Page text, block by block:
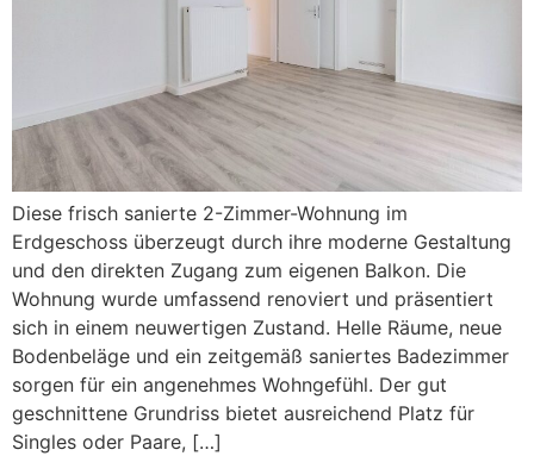
Diese frisch sanierte 2-Zimmer-Wohnung im
Erdgeschoss überzeugt durch ihre moderne Gestaltung
und den direkten Zugang zum eigenen Balkon. Die
Wohnung wurde umfassend renoviert und präsentiert
sich in einem neuwertigen Zustand. Helle Räume, neue
Bodenbeläge und ein zeitgemäß saniertes Badezimmer
sorgen für ein angenehmes Wohngefühl. Der gut
geschnittene Grundriss bietet ausreichend Platz für
Singles oder Paare, […]